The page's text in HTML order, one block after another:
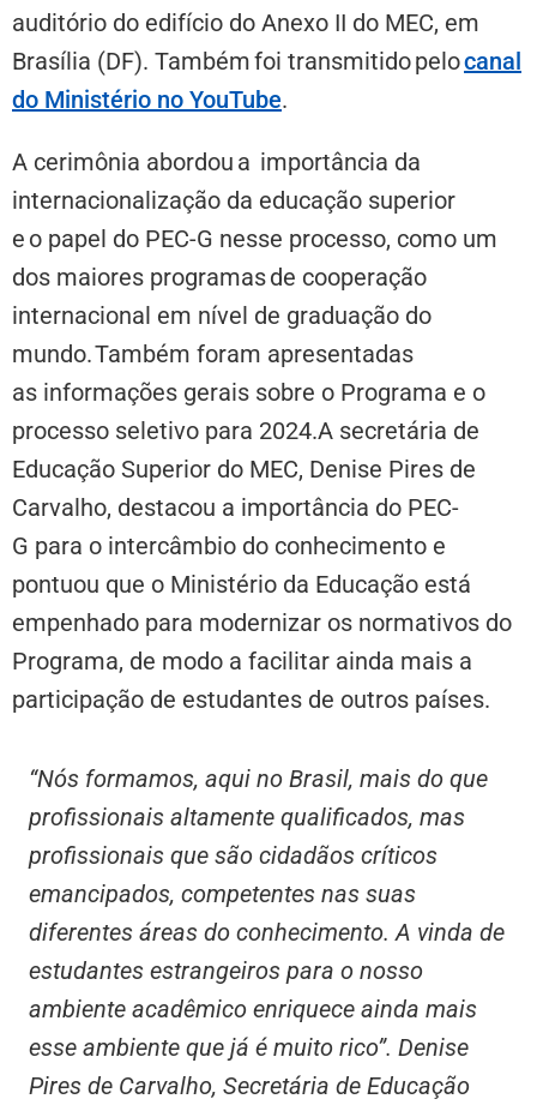
auditório do edifício do Anexo II do MEC, em
Brasília (DF). Também foi transmitido pelocanal
do Ministério no YouTube.
A cerimônia abordou a importância da
internacionalização da educação superior
e o papel do PEC-G nesse processo, como um
dos maiores programas de cooperação
internacional em nível de graduação do
mundo.Também foram apresentadas
as informações gerais sobre o Programa e o
processo seletivo para 2024.A secretária de
Educação Superior do MEC, Denise Pires de
Carvalho, destacou a importância do PEC-
G para o intercâmbio do conhecimento e
pontuou que o Ministério da Educação está
empenhado para modernizar os normativos do
Programa, de modo a facilitar ainda mais a
participação de estudantes de outros países.
“Nós formamos, aqui no Brasil, mais do que
profissionais altamente qualificados, mas
profissionais que são cidadãos críticos
emancipados, competentes nas suas
diferentes áreas do conhecimento. A vinda de
estudantes estrangeiros para o nosso
ambiente acadêmico enriquece ainda mais
esse ambiente que já é muito rico”. Denise
Pires de Carvalho, Secretária de Educação